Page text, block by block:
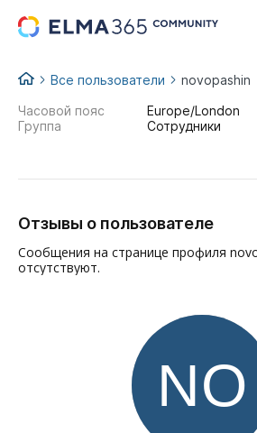
...
Все пользователи novopashin
Часовой пояс
Europe/London
Группа
Сотрудники
Отзывы о пользователе
Сообщения на странице профиля
отсутствуют.